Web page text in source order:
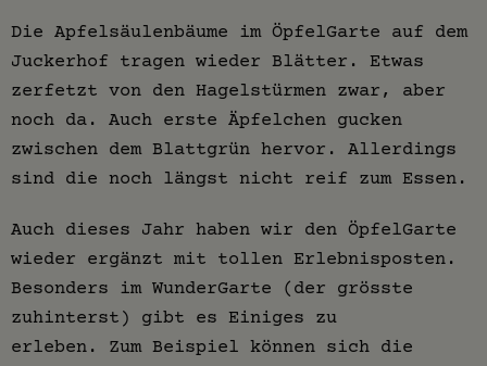
Die Apfelsäulenbäume im ÖpfelGarte auf dem
Juckerhof tragen wieder Blätter. Etwas
zerfetzt von den Hagelstürmen zwar, aber
noch da. Auch erste Äpfelchen gucken
zwischen dem Blattgrün hervor. Allerdings
sind die noch längst nicht reif zum Essen.
Auch dieses Jahr haben wir den ÖpfelGarte
wieder ergänzt mit tollen Erlebnisposten.
Besonders im WunderGarte (der grösste
zuhinterst) gibt es Einiges zu
erleben. Zum Beispiel können sich die